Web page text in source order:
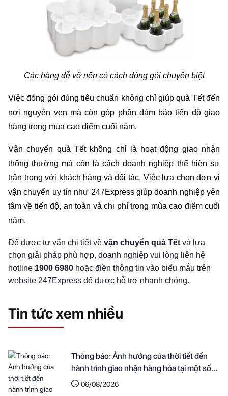
Các hàng dễ vỡ nên có cách đóng gói chuyên biệt
Việc đóng gói đúng tiêu chuẩn không chỉ giúp quà Tết đến
nơi nguyên vẹn mà còn góp phần đảm bảo tiến độ giao
hàng trong mùa cao điểm cuối năm.
Vận chuyển quà Tết không chỉ là hoạt động giao nhận
thông thường mà còn là cách doanh nghiệp thể hiện sự
trân trọng với khách hàng và đối tác. Việc lựa chọn đơn vị
vận chuyển uy tín như 247Express giúp doanh nghiệp yên
tâm về tiến độ, an toàn và chi phí trong mùa cao điểm cuối
năm.
Để được tư vấn chi tiết về vận chuyển quà Tết và lựa
chọn giải pháp phù hợp, doanh nghiệp vui lòng liên hệ
hotline 1900 6980 hoặc điền thông tin vào biểu mẫu trên
website 247Express để được hỗ trợ nhanh chóng.
Tin tức xem nhiều
Thông báo: Ảnh hưởng của thời tiết đến
hành trình giao nhận hàng hóa tại một số
khu vực
06/08/2026